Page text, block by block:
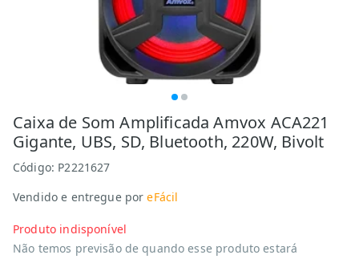
Caixa de Som Amplificada Amvox ACA221
Gigante, UBS, SD, Bluetooth, 220W, Bivolt
Código: P2221627
Vendido e entregue por eFácil
Produto indisponível
Não temos previsão de quando esse produto estará